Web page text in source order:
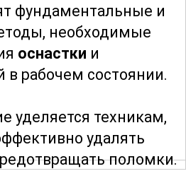
фундаментальные и
необходимые
оснастки и
в рабочем состоянии.
уделяется техникам,
удалять
поломки.